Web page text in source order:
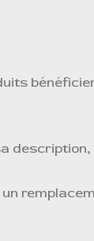
description,